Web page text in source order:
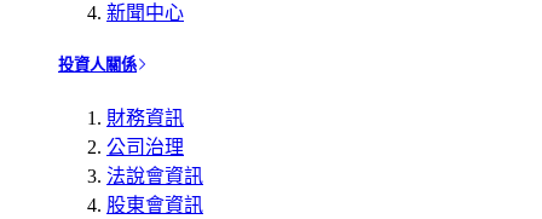
新聞中心
投資人關係
財務資訊
公司治理
法說會資訊
股東會資訊